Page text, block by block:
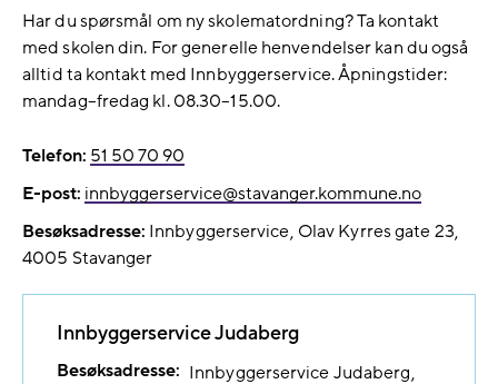
Har du spørsmål om ny skolematordning? Ta kontakt
med skolen din. For generelle henvendelser kan du også
alltid ta kontakt med Innbyggerservice. Åpningstider:
mandag–fredag kl. 08.30–15.00.
Telefon: 51 50 70 90
E-post: innbyggerservice@​stavanger.kommune.no
Besøksadresse: Innbyggerservice Olav Kyrres gate 23
4005 Stavanger
Innbyggerservice Judaberg
Besøksadresse: Innbyggerservice Judaberg